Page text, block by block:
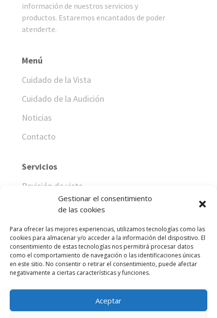
Gestionar el consentimiento
de las cookies
Para ofrecer las mejores experiencias, utilizamos tecnologías como las
cookies para almacenar y/o acceder a la información del dispositivo. El
consentimiento de estas tecnologías nos permitirá procesar datos
como el comportamiento de navegación o las identificaciones únicas
en este sitio. No consentir o retirar el consentimiento, puede afectar
negativamente a ciertas características y funciones.
Aceptar
información de nuestros servicios y
productos. Estaremos encantados de poder
atenderte.
Menú
Cuidado de la Vista
Cuidado de la Audición
Noticias
Contacto
Servicios
Revisión de vista
Revisión de audición
Adaptación de audífonos
Adaptación lentes de contacto